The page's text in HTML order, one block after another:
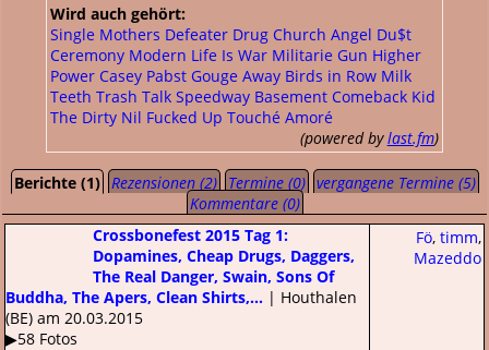
Wird auch gehört:
Single Mothers Defeater Drug Church Angel Du$t
Ceremony Modern Life Is War Militarie Gun Higher
Power Casey Pabst Gouge Away Birds in Row Milk
Teeth Trash Talk Speedway Basement Comeback Kid
The Dirty Nil Fucked Up Touché Amoré
(powered bylast.fm)
Berichte (1) Rezensionen (2) Termine (0) vergangene Termine (5)
Kommentare (0)
Fö, timm,
Mazeddo
Crossbonefest 2015 Tag 1:
Dopamines, Cheap Drugs, Daggers,
The Real Danger, Swain, Sons Of
Buddha, The Apers, Clean Shirts,... | Houthalen
(BE) am 20.03.2015
▶58 Fotos